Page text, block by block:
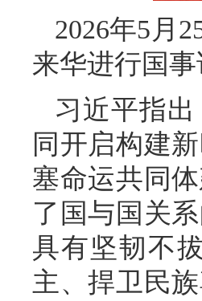
2026年5月
来华进行国
习近平指
同开启构建
塞命运共同
了国与国关
具有坚韧不
主、捍卫民